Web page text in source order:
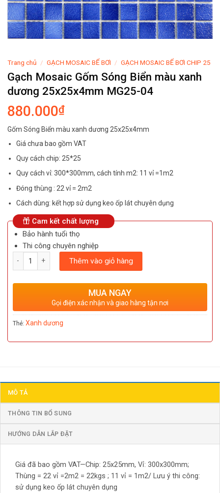
Trang chủ / GẠCH MOSAIC BỂ BƠI / GẠCH MOSAIC BỂ BƠI CHIP 25
Gạch Mosaic Gốm Sóng Biển màu xanh
dương 25x25x4mm MG25-04
880.000₫
Gốm Sóng Biển màu xanh dương 25x25x4mm
Giá chưa bao gồm VAT
Quy cách chip: 25*25
Quy cách vỉ: 300*300mm, cách tính m2: 11 vỉ =1m2
Đóng thùng : 22 vỉ = 2m2
Cách dùng: kết hợp sử dụng keo ốp lát chuyên dụng
Cam kết chất lượng
Bảo hành tuổi thọ
Thi công chuyên nghiệp
Số lượng
Thêm vào giỏ hàng
MUA NGAY
Gọi điện xác nhận và giao hàng tận nơi
Thẻ: Xanh dương
MÔ TẢ
THÔNG TIN BỔ SUNG
HƯỚNG DẪN LẮP ĐẶT
Giá đã bao gồm VAT—Chip: 25x25mm, Vỉ: 300x300mm;
Thùng = 22 vỉ =2m2 = 22kgs ; 11 vỉ = 1m2/ Lưu ý thi công:
sử dụng keo ốp lát chuyên dụng